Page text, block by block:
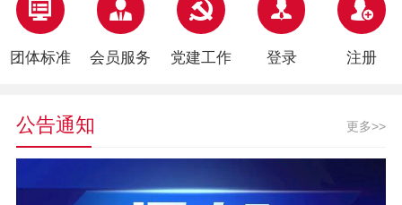
团体标准 会员服务 党建工作 登录 注册
公告通知 更多>>